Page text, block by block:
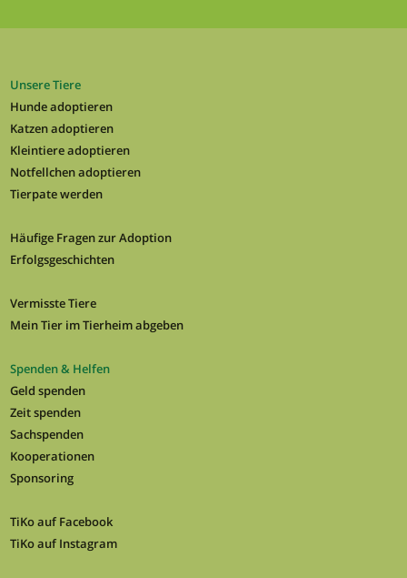
Unsere Tiere
Hunde adoptieren
Katzen adoptieren
Kleintiere adoptieren
Notfellchen adoptieren
Tierpate werden
Häufige Fragen zur Adoption
Erfolgsgeschichten
Vermisste Tiere
Mein Tier im Tierheim abgeben
Spenden & Helfen
Geld spenden
Zeit spenden
Sachspenden
Kooperationen
Sponsoring
TiKo auf Facebook
TiKo auf Instagram